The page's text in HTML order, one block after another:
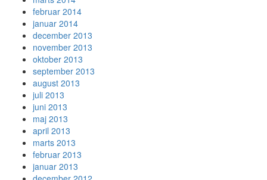
februar 2014
januar 2014
december 2013
november 2013
oktober 2013
september 2013
august 2013
juli 2013
juni 2013
maj 2013
april 2013
marts 2013
februar 2013
januar 2013